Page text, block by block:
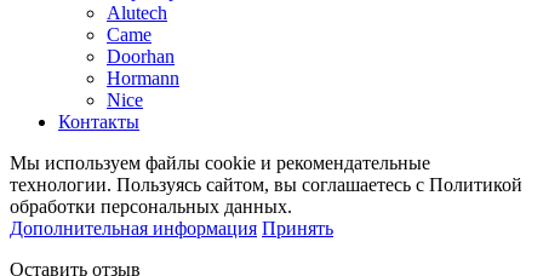
Alutech
Came
Doorhan
Hormann
Nice
Контакты
Мы используем файлы cookie и рекомендательные
технологии. Пользуясь сайтом, вы соглашаетесь с Политикой
обработки персональных данных.
Дополнительная информация Принять
Оставить отзыв